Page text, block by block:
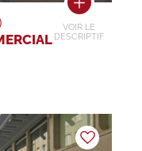
VOIR LE
DESCRIPTIF